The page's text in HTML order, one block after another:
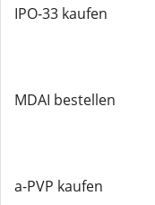
IPO-33 kaufen
MDAI bestellen
a-PVP kaufen